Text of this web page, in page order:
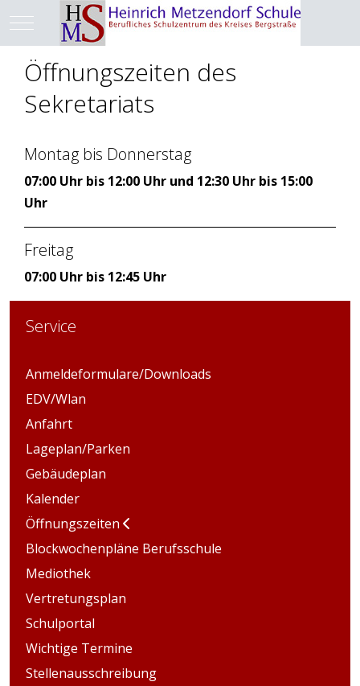
Mobile Menu Toggle
Öffnungszeiten des
Sekretariats
Montag bis Donnerstag
07:00 Uhr bis 12:00 Uhr und 12:30 Uhr bis 15:00
Uhr
Freitag
07:00 Uhr bis 12:45 Uhr
Service
Anmeldeformulare/Downloads
EDV/Wlan
Anfahrt
Lageplan/Parken
Gebäudeplan
Kalender
Öffnungszeiten
Blockwochenpläne Berufsschule
Mediothek
Vertretungsplan
Schulportal
Wichtige Termine
Stellenausschreibung